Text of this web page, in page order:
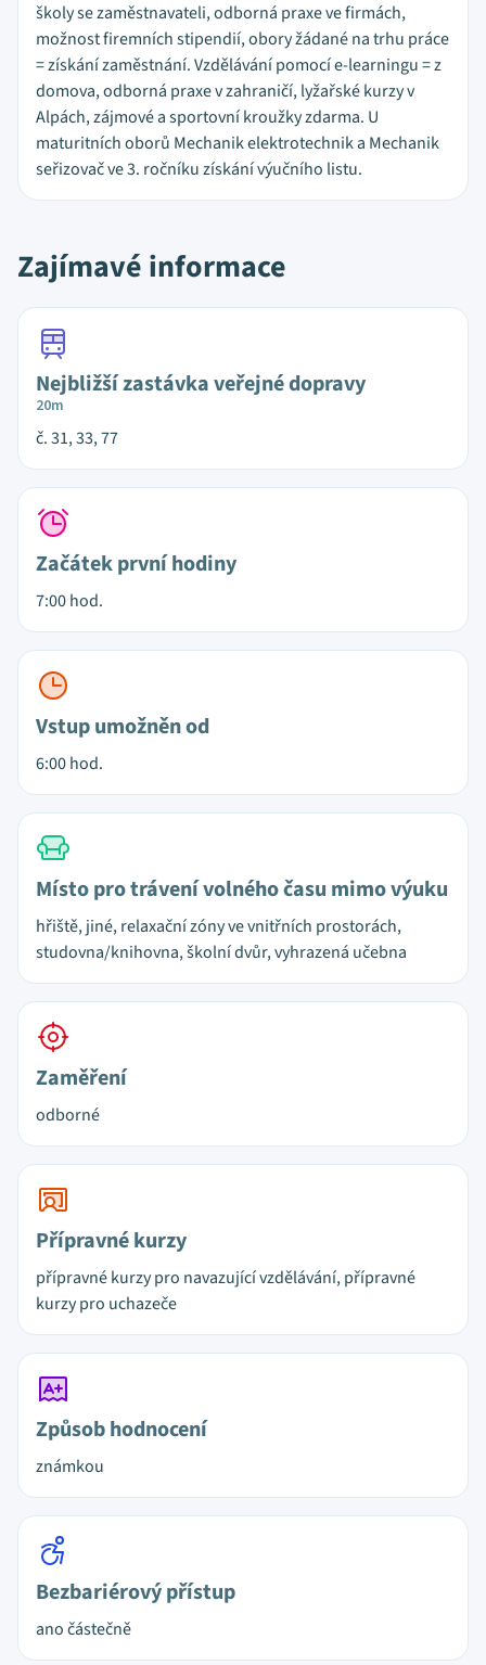
školy se zaměstnavateli, odborná praxe ve firmách,
možnost firemních stipendií, obory žádané na trhu práce
= získání zaměstnání. Vzdělávání pomocí e-learningu = z
domova, odborná praxe v zahraničí, lyžařské kurzy v
Alpách, zájmové a sportovní kroužky zdarma. U
maturitních oborů Mechanik elektrotechnik a Mechanik
seřizovač ve 3. ročníku získání výučního listu.
Zajímavé informace
Nejbližší zastávka veřejné dopravy
20m
č. 31, 33, 77
Začátek první hodiny
7:00 hod.
Vstup umožněn od
6:00 hod.
Místo pro trávení volného času mimo výuku
hřiště, jiné, relaxační zóny ve vnitřních prostorách,
studovna/knihovna, školní dvůr, vyhrazená učebna
Zaměření
odborné
Přípravné kurzy
přípravné kurzy pro navazující vzdělávání, přípravné
kurzy pro uchazeče
Způsob hodnocení
známkou
Bezbariérový přístup
ano částečně